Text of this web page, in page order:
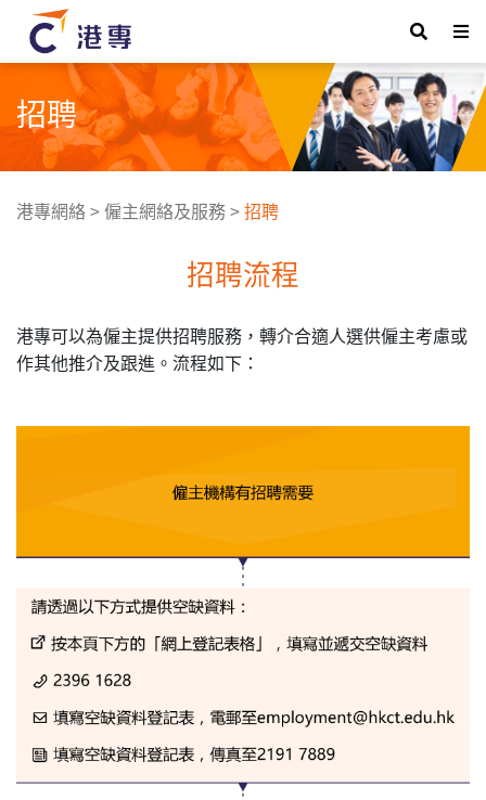
招聘
港專網絡>僱主網絡及服務>招聘
招聘流程
港專可以為僱主提供招聘服務，轉介合適人選供僱主考慮或
作其他推介及跟進。流程如下：